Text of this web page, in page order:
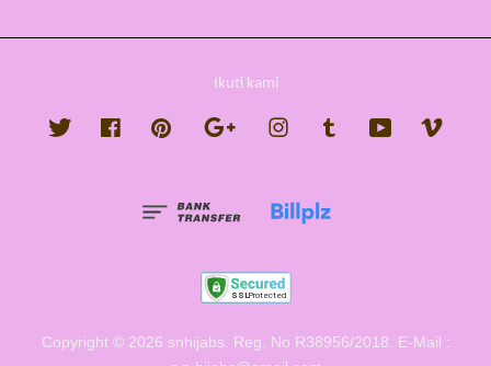
Ikuti kami
Twitter FacebookPinterest Google InstagramTumblr YouTube
Copyright © 2026 snhijabs. Reg. No R38956/2018. E-Mail :